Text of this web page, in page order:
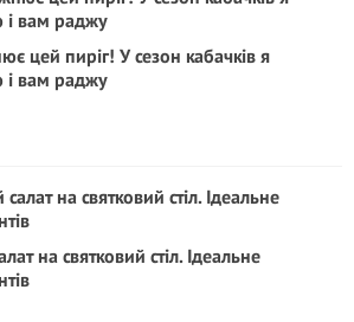
цей пиріг! У сезон кабачків я
і вам раджу
на святковий стіл. Ідеальне